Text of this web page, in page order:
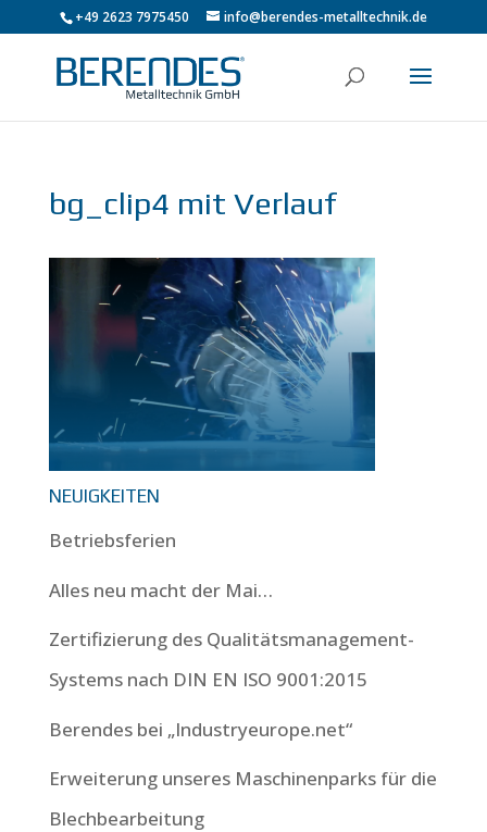
+49 2623 7975450 info@berendes-metalltechnik.de
bg_clip4 mit Verlauf
NEUIGKEITEN
Betriebsferien
Alles neu macht der Mai…
Zertifizierung des Qualitätsmanagement-
Systems nach DIN EN ISO 9001:2015
Berendes bei „Industryeurope.net“
Erweiterung unseres Maschinenparks für die
Blechbearbeitung